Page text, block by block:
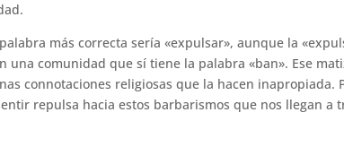
más correcta sería «expulsar», aunque la
comunidad que sí tiene la palabra «ban». Ese
connotaciones religiosas que la hacen inapropiada.
repulsa hacia estos barbarismos que nos llegan a